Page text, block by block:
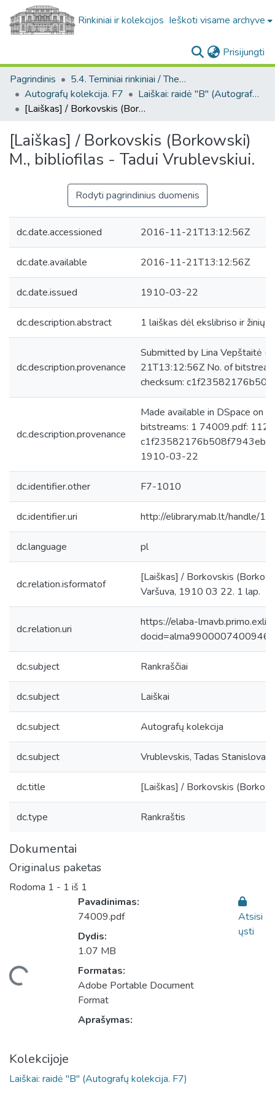
Rinkiniai ir kolekcijos Ieškoti visame archyve
Prisijungti
Pagrindinis
5.4. Teminiai rinkiniai / Thematic collections
Autografų kolekcija. F7
Laiškai: raidė "B" (Autografų kolekcija. F7)
[Laiškas] / Borkovskis (Borkowski) M., bibliofilas - Tadui Vrublevskiui.
[Laiškas] / Borkovskis (Borkowski)
M., bibliofilas - Tadui Vrublevskiui.
Rodyti pagrindinius duomenis
dc.date.accessioned 2016-11-21T13:12:56Z
dc.date.available 2016-11-21T13:12:56Z
dc.date.issued 1910-03-22
dc.description.abstract 1 laiškas dėl ekslibriso ir žinių
dc.description.provenance
Submitted by Lina Vepštaitė
21T13:12:56Z No. of
checksum:
dc.description.provenance
Made available in DSpace on
bitstreams: 1 74009.pdf:
1910-03-22
dc.identifier.other F7-1010
dc.identifier.uri http://elibrary.mab.lt/handle/1/
dc.language pl
dc.relation.isformatof
[Laiškas] / Borkovskis
Varšuva, 1910 03 22. 1 lap.
dc.relation.uri
https://elaba-
dc.subject Rankraščiai
dc.subject Laiškai
dc.subject Autografų kolekcija
dc.subject Vrublevskis, Tadas
dc.title [Laiškas] / Borkovskis
dc.type Rankraštis
Dokumentai
Originalus paketas
Rodoma 1 - 1 iš 1
Įkeliama...
Pavadinimas:
74009.pdf
Dydis:
1.07 MB
Formatas:
Adobe Portable Document
Format
Aprašymas:
Atsisi
ųsti
Kolekcijoje
Laiškai: raidė "B" (Autografų kolekcija. F7)